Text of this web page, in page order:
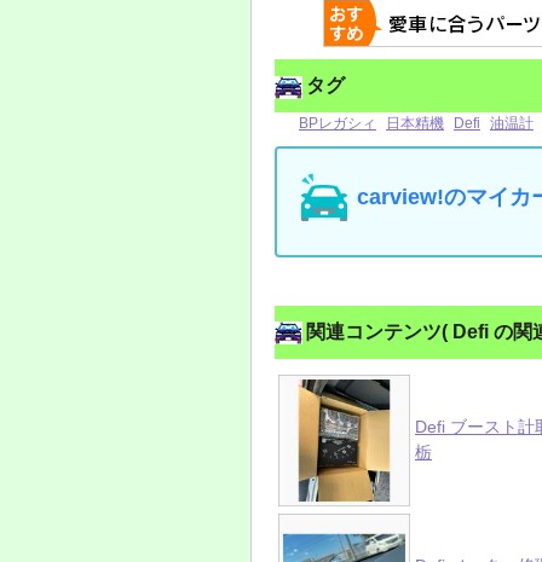
タグ
BPレガシィ 日本精機 Defi 油温計
carview!のマイカ
関連コンテンツ( Defi の関
Defi ブースト計
栃